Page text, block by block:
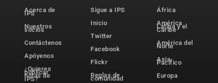
Acerca de
IPS
Nuestros
socios
Contáctenos
Apóyenos
¿Quieres
publicar
notas de
IPS?
Sigue a IPS
Inicio
Twitter
Facebook
Flickr
Reglas de
comunidad
África
América
Latina y el
Caribe
América del
Norte
Asia-
Pacífico
Europa